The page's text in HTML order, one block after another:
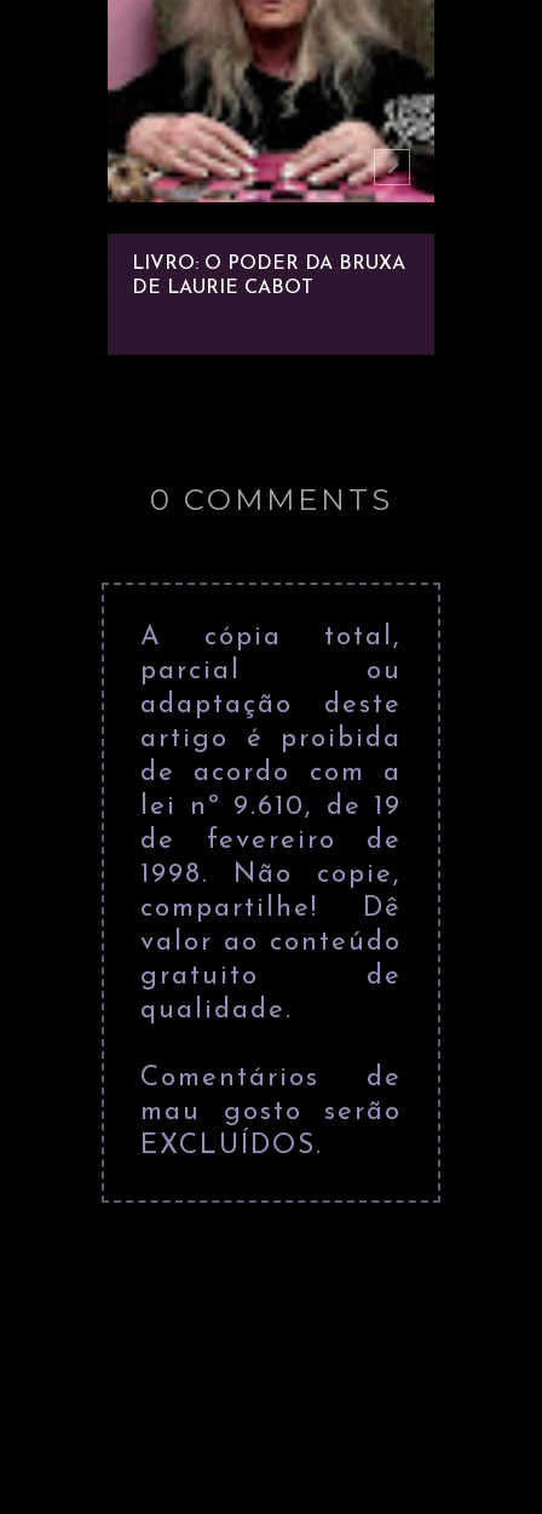
LIVRO: O PODER DA BRUXA
DE LAURIE CABOT
0 COMMENTS
A cópia total,
parcial ou
adaptação deste
artigo é proibida
de acordo com a
lei nº 9.610, de 19
de fevereiro de
1998. Não copie,
compartilhe! Dê
valor ao conteúdo
gratuito de
qualidade.
Comentários de
mau gosto serão
EXCLUÍDOS.